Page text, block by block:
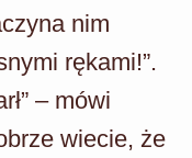
nim
rękami!”.
– mówi
wiecie, że